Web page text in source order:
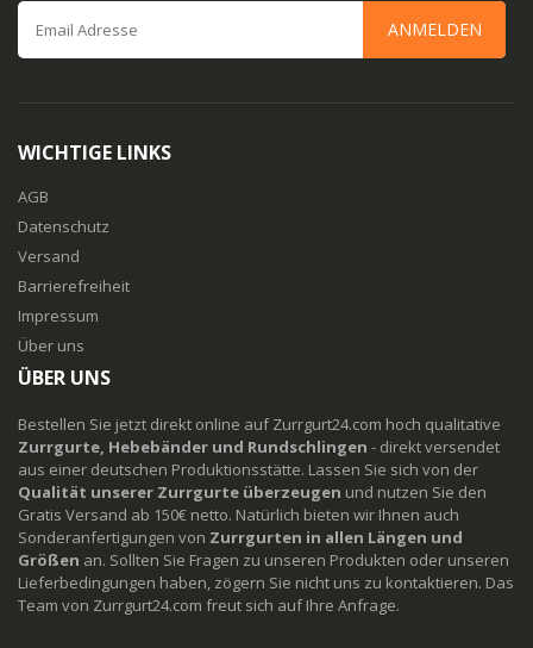
ANMELDEN
WICHTIGE LINKS
AGB
Datenschutz
Versand
Barrierefreiheit
Impressum
Über uns
ÜBER UNS
Bestellen Sie jetzt direkt online auf Zurrgurt24.com hoch qualitative
Zurrgurte, Hebebänder und Rundschlingen - direkt versendet
aus einer deutschen Produktionsstätte. Lassen Sie sich von der
Qualität unserer Zurrgurte überzeugen und nutzen Sie den
Gratis Versand ab 150€ netto. Natürlich bieten wir Ihnen auch
Sonderanfertigungen von Zurrgurten in allen Längen und
Größen an. Sollten Sie Fragen zu unseren Produkten oder unseren
Lieferbedingungen haben, zögern Sie nicht uns zu kontaktieren. Das
Team von Zurrgurt24.com freut sich auf Ihre Anfrage.